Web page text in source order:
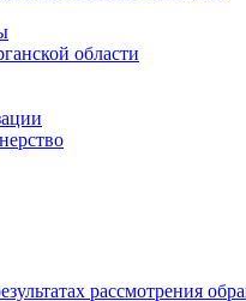
области
рассмотрения